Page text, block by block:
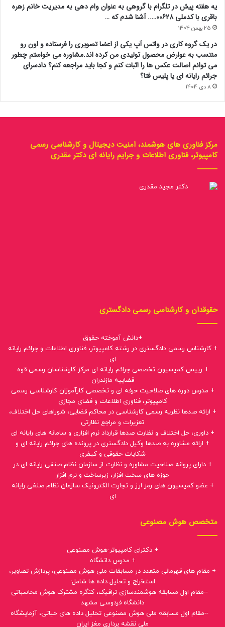
یه هفته پیش در تلگرام با گروهی به عنوان وام دهی به مدیریت خانم زهره
باقری با کدملی 00628….. آشنا شدم که …
25 بهمن 1404
در یک گروه کاری در واتس آپ یکی از اعضا تصویری را فرستاده و اون رو
منتسب به عوارض محصول تولیدی من کرده اند.مشاوره می خواستم چطور
می توانم اصالت عکس ها را اثبات کنم و کجا باید مراجعه کنم؟ دادسرای
جرائم رایانه ای یا پلیس فتا؟
8 دی 1404
مرکز فناوری های هوشمند، امنیت دیجیتال و کارشناسی رسمی
کامپیوتر، فناوری اطلاعات و جرایم رایانه ای دکتر مقدری
حقوقدان و کارشناسی رسمی دادگستری
+دانش آموخته حقوق
+ کارشناس رسمی دادگستری در رشته کامپیوتر، فناوری اطلاعات و جرائم رایانه
ای
+ رییس کمیسیون تخصصی جرائم رایانه ای مرکز کارشناسان رسمی قوه
قضاییه مازندران
+ مدرس دوره های صلاحیت حرفه ای و تخصصی کارآموزان کارشناسی رسمی
کامپیوتر، فناوری اطلاعات و فضای مجازی
+ ارائه صدها نظریه رسمی کارشناسی در محاکم قضایی، شوراهای حل اختلاف،
تعزیرات و مراجع نظارتی
+ داوری، حل اختلاف و نظارت صدها قرارداد نرم افزاری و سامانه های رایانه ای
+ ارائه مشاوره به صدها وکیل دادگستری در پرونده های جرائم رایانه ای و
شکایات حقوقی و کیفری
+ دارای پروانه صلاحیت مشاوره و نظارت از سازمان نظام صنفی رایانه ای در
حوزه های سخت افزار، زیرساخت و نرم افزار
+ عضو کمیسیون های رمز ارز و تجارت الکترونیک سازمان نظام صنفی رایانه
ای
متخصص هوش مصنوعی
+ دکترای کامپیوتر-هوش مصنوعی
+ مدرس دانشگاه
+ مقام های قهرمانی متعدد در مسابقات ملی هوش مصنوعی، پردازش تصاویر،
استخراج و تحلیل داده ها شامل:
--مقام اول مسابقه هوشمندسازی ترافیک، کنگره مشترک هوش محاسباتی
دانشگاه فردوسی مشهد
--مقام اول مسابقه ملی هوش مصنوعی تحلیل داده های حیاتی، آزمایشگاه
ملی نقشه برداری مغز ایران